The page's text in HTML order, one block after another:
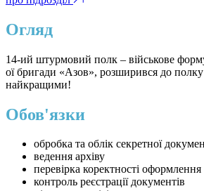
Огляд
14-ий штурмовий полк – військове
ої бригади «Азов», розширився до
найкращими!
Обов'язки
обробка та облік секретної
ведення архіву
перевірка коректності оформлення
контроль реєстрації документів